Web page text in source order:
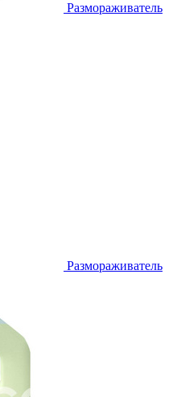
Размораживатель
Размораживатель